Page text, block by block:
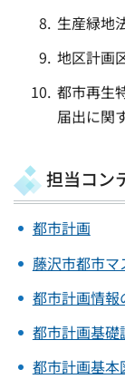
生産緑地
地区計画
都市再生
届出に関
担当コン
都市計画
藤沢市都市マ
都市計画情報
都市計画基礎
都市計画基本